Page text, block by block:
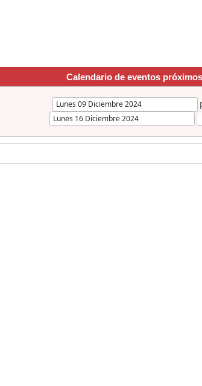
Calendario de eventos próximos